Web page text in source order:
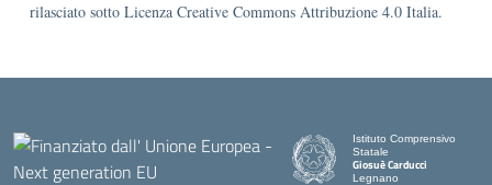
rilasciato sotto Licenza Creative Commons Attribuzione 4.0 Italia.
Istituto Comprensivo
Statale
Giosuè Carducci
Legnano